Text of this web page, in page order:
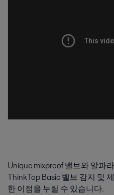
Unique mixproof 밸브와 알파
ThinkTop Basic 밸브 감지 및
한 이점을 누릴 수 있습니다.